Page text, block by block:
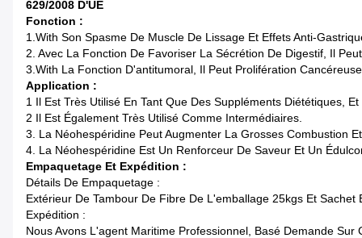
629/2008 D'UE
Fonction :
1.With Son Spasme De Muscle De Lissage Et Effets Anti-
2. Avec La Fonction De Favoriser La Sécrétion De Digestif, Il
3.With La Fonction D'antitumoral, Il Peut Prolifération
Application :
1 Il Est Très Utilisé En Tant Que Des Suppléments Diététiques,
2 Il Est Également Très Utilisé Comme Intermédiaires.
3. La Néohespéridine Peut Augmenter La Grosses Combustion
4. La Néohespéridine Est Un Renforceur De Saveur Et Un
Empaquetage Et Expédition :
Détails De Empaquetage :
Extérieur De Tambour De Fibre De L'emballage 25kgs Et
Expédition :
Nous Avons L'agent Maritime Professionnel, Basé Demande Sur